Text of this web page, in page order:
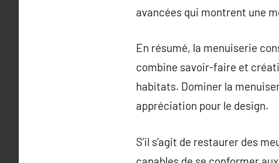
avancées qui montrent une
En résumé, la menuiserie
combine savoir-faire et
habitats. Dominer la
appréciation pour le design.
S’il s’agit de restaurer des